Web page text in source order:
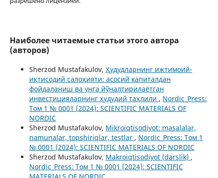
Наиболее читаемые статьи этого автора
(авторов)
Sherzod Mustafakulov, Ҳудудларнинг ижтимоий-
иқтисодий салоҳияти: асосий капиталдан
фойдаланиш ва унга йўналтирилаётган
инвестицияларнинг ҳудудий таҳлили , Nordic_Press:
Том 1 № 0001 (2024): SCIENTIFIC MATERIALS OF
NORDIC
Sherzod Mustafakulov, Mikroiqtisodiyot: masalalar,
namunalar, topshiriqlar, testlar , Nordic_Press: Том 1
№ 0001 (2024): SCIENTIFIC MATERIALS OF NORDIC
Sherzod Mustafakulov, Makroiqtisodiyot (darslik) ,
Nordic_Press: Том 1 № 0001 (2024): SCIENTIFIC
MATERIALS OF NORDIC